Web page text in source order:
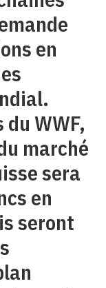
en
WWF,
marché
sera
en
seront